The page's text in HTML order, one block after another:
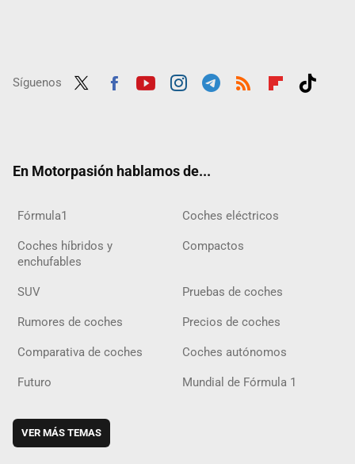
Síguenos
En Motorpasión hablamos de...
Fórmula1 Coches eléctricos
Coches híbridos y
enchufables
Compactos
SUV Pruebas de coches
Rumores de coches Precios de coches
Comparativa de coches Coches autónomos
Futuro Mundial de Fórmula 1
VER MÁS TEMAS